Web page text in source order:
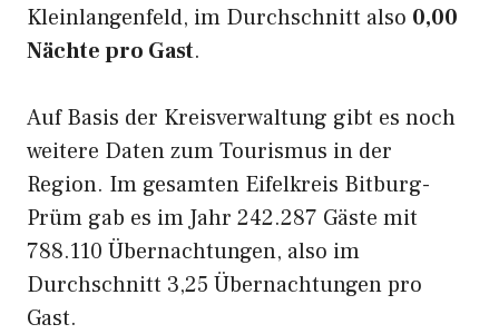
Kleinlangenfeld, im Durchschnitt also 0,00
Nächte pro Gast.
Auf Basis der Kreisverwaltung gibt es noch
weitere Daten zum Tourismus in der
Region. Im gesamten Eifelkreis Bitburg-
Prüm gab es im Jahr 242.287 Gäste mit
788.110 Übernachtungen, also im
Durchschnitt 3,25 Übernachtungen pro
Gast.